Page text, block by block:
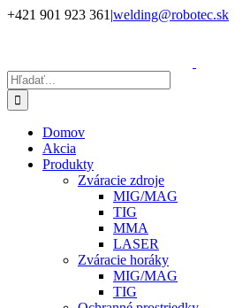
Skip
+421 901 923 361 |welding@robotec.sk
Hľadať:
Domov
Akcia
Produkty
Zváracie zdroje
MIG/MAG
TIG
MMA
LASER
Zváracie horáky
MIG/MAG
TIG